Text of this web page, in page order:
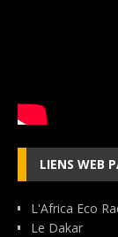
LIENS WEB
L'Africa Eco
Le Dakar